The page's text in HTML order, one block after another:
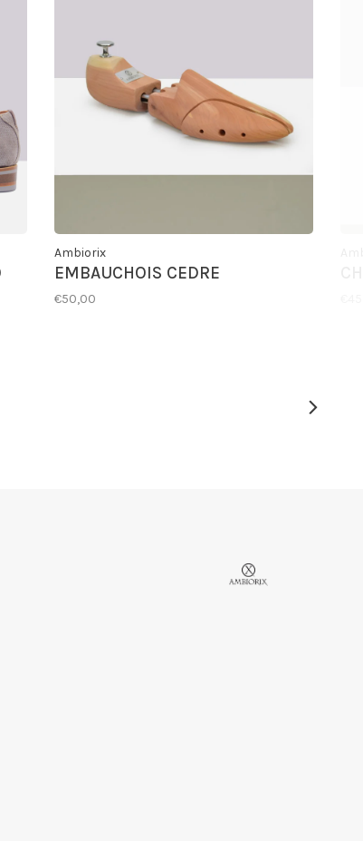
Ambiorix
EMBAUCHOIS CEDRE
€50,00